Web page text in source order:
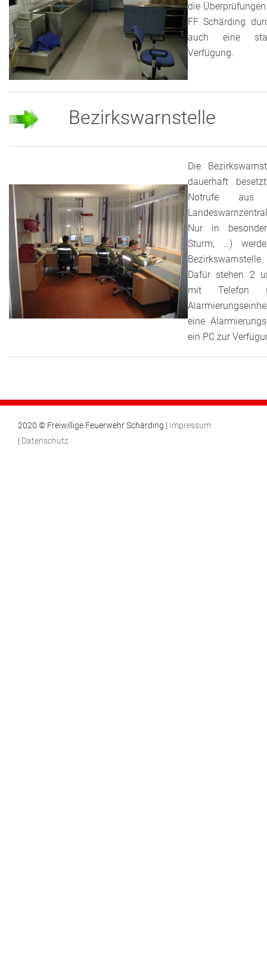
die
FF Schärding
auch eine
Verfügung.
Bezirkswarnstelle
Die
dauerhaft
Notrufe
Nur in
Sturm, …)
Dafür stehen 2
mit Telefon
eine
ein PC zur
2020 © Freiwillige Feuerwehr Schärding | Impressum
| Datenschutz